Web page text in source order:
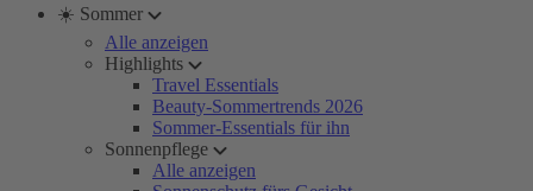
☀️ Sommer
Alle anzeigen
Highlights
Travel Essentials
Beauty-Sommertrends 2026
Sommer-Essentials für ihn
Sonnenpflege
Alle anzeigen